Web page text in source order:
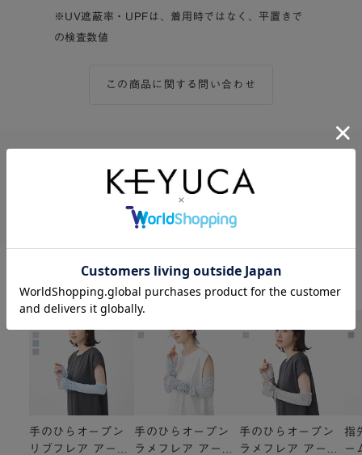
※UV遮蔽率・UPFは、着用時ではなく、平置きで
の検査数値
この商品に関する問い合わせ
Facebook
関連商品
手のひらオープン
リブフレア アーム
手のひらオープン
ラメフレア アーム
手のひらオープン
ラメフレア アーム
指
ー